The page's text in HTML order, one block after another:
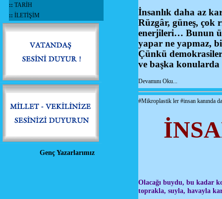
:: TARİH
:: İLETİŞİM
Genç Yazarlarımız
İnsanlık daha az
Rüzgâr, güneş, çok
enerjileri… Bunun
yapar ne yapmaz,
Çünkü
ve başka
Devamını Oku...
#Mikroplastik ler #insan kanında
Olacağı buydu, bu kadar
toprakla, suyla, havayla